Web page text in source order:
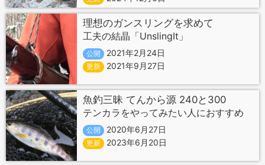
理想のガンスリングを求めて
工夫の結晶「UnslingIt」
公開 2021年2月24日
更新 2021年9月27日
魚釣三昧 てんから源 240と300
テンカラをやってみたい人におすすめ
公開 2020年6月27日
更新 2023年6月20日